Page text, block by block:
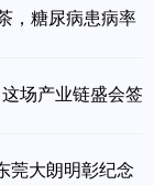
，糖尿病患病率
场产业链盛会签
莞大朗明彰纪念